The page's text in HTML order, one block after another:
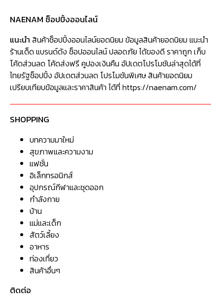
NAENAM ช็อปปิ้งออนไลน์
แนะนำ สินค้าช็อปปิ้งออนไลน์ยอดนิยม ข้อมูลสินค้ายอดนิยม แนะนำ
ร้านเด็ด แบรนด์ดัง ช็อปออนไลน์ ปลอดภัย ได้ของดี ราคาถูก เก็บ
โค้ดส่วนลด โค้ดส่งฟรี คูปองเงินคืน อัปเดตโปรโมชันล่าสุดได้ที่
ไทยรัฐช็อปปิ้ง อัปเดตส่วนลด โปรโมชันพิเศษ สินค้ายอดนิยม
เปรียบเทียบข้อมูลและราคาสินค้า ได้ที่ https://naenam.com/
SHOPPING
บทความมาใหม่
สุขภาพและความงาม
แฟชั่น
อิเล็กทรอนิกส์
อุปกรณ์กีฬาและชุดออก
กำลังกาย
บ้าน
แม่และเด็ก
สัตว์เลี้ยง
อาหาร
ท่องเที่ยว
สินค้าอื่นๆ
ติดต่อ